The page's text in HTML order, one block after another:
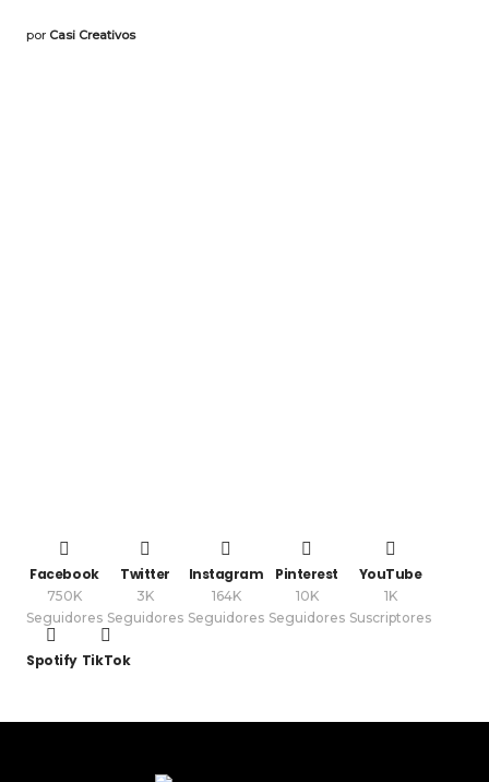
por Casi Creativos
Facebook
750K
Seguidores
Twitter
3K
Seguidores
Instagram
164K
Seguidores
Pinterest
10K
Seguidores
YouTube
1K
Suscriptores
Spotify TikTok